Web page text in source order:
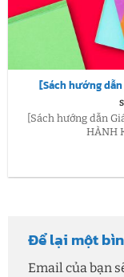
[Sách hướng
[Sách hướng dẫn
HÀNH
Để lại một
Email của bạn